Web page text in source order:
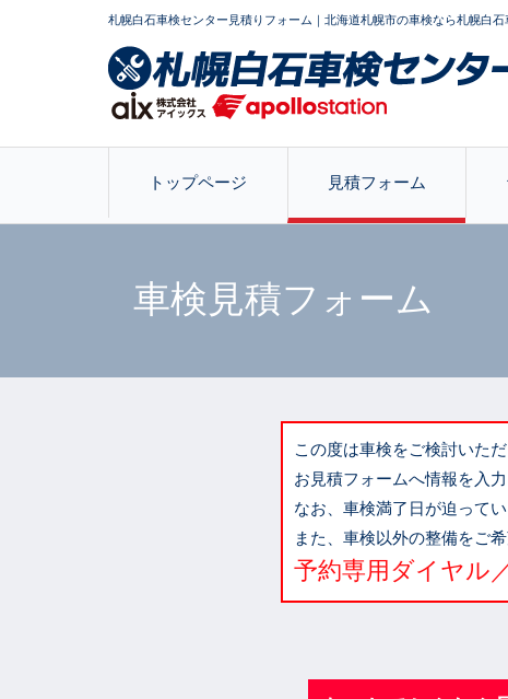
札幌白石車検センター見積りフォーム｜北海道札幌市の車検なら札幌白石
トップページ 見積フォーム
車検見積フォーム
この度は車検をご検討いた
お見積フォームへ情報を入
なお、車検満了日が迫って
また、車検以外の整備をご
予約専用ダイヤル